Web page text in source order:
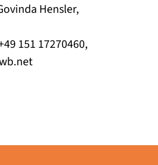
Hensler,